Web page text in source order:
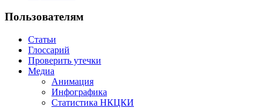
Пользователям
Статьи
Глоссарий
Проверить утечки
Медиа
Анимация
Инфографика
Статистика НКЦКИ